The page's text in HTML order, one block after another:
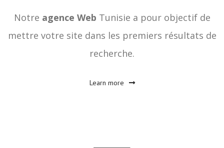
Notre agence Web Tunisie a pour objectif de
mettre votre site dans les premiers résultats de
recherche.
Learn more